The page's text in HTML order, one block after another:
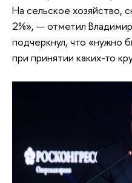
На сельское хозяйство,
2%», — отметил
подчеркнул, что «нужно
при принятии каких-то